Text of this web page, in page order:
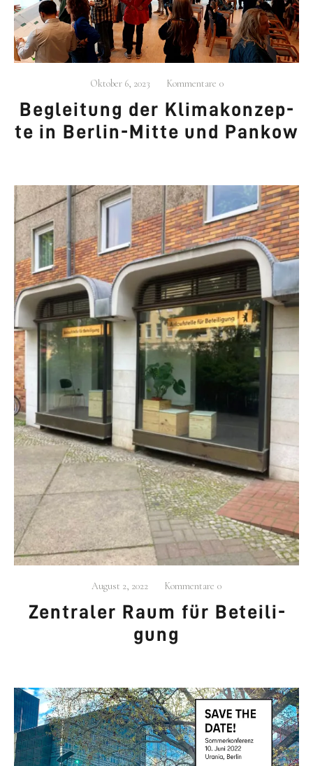
Oktober 6, 2023 Kommentare 0
Beglei­tung der Kli­ma­kon­zep­
te in Ber­lin-Mit­te und Pan­kow
August 2, 2022 Kommentare 0
Zen­tra­ler Raum für Betei­li­
gung